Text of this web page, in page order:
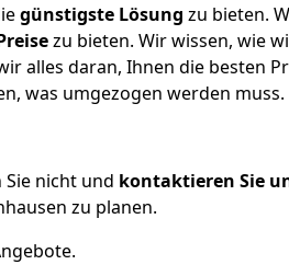
günstigste Lösung zu bieten.
zu bieten. Wir wissen, wie
alles daran, Ihnen die besten
was umgezogen werden muss.
Sie nicht und kontaktieren Sie
zu planen.